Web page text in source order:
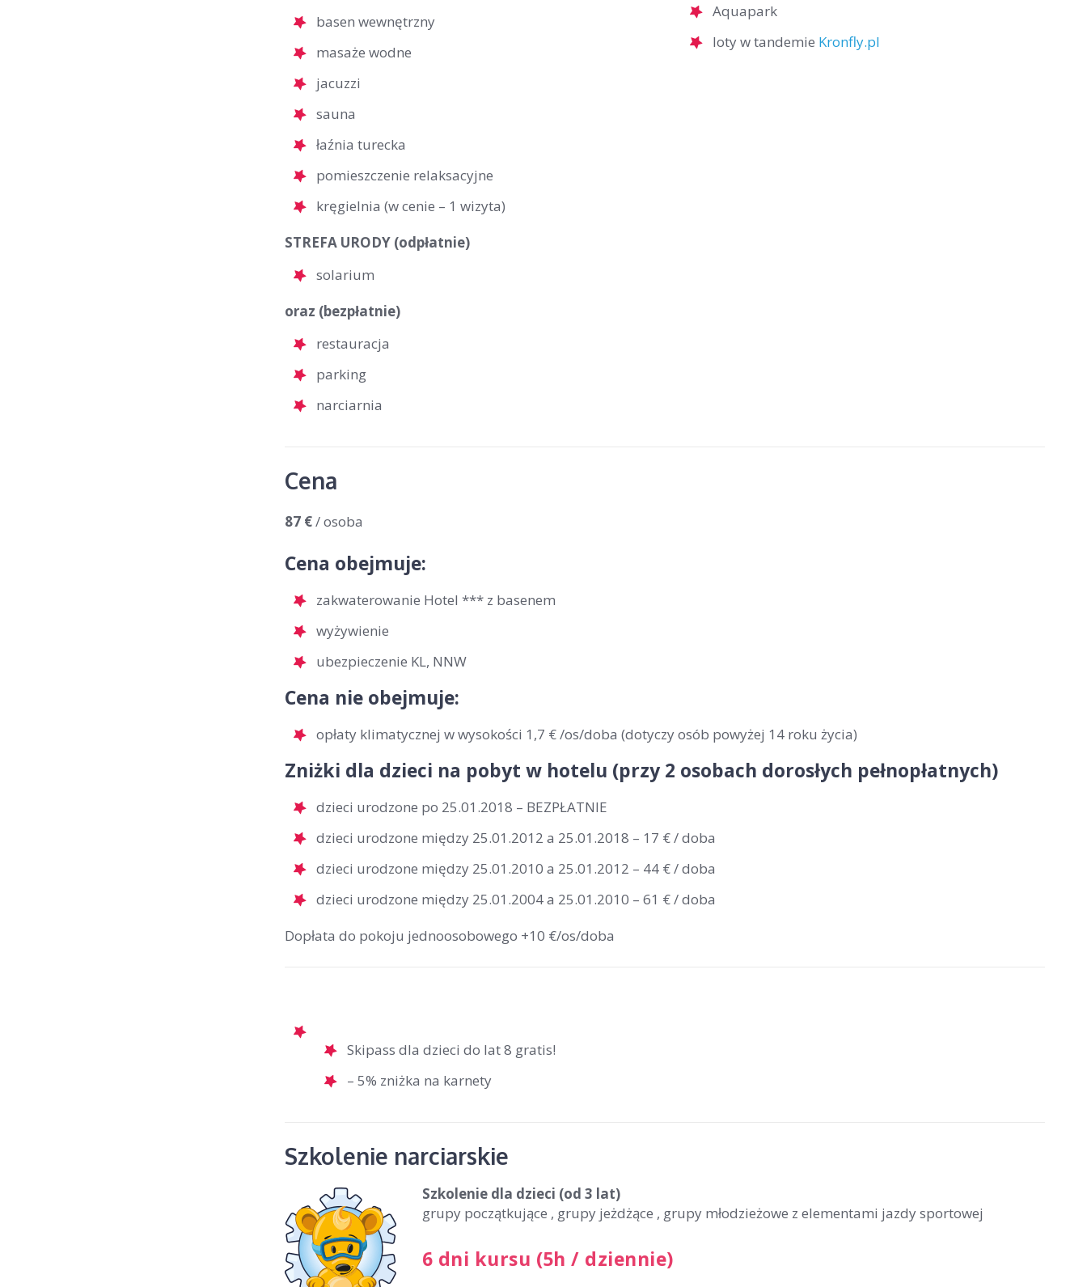
basen wewnętrzny
masaże wodne
jacuzzi
sauna
łaźnia turecka
pomieszczenie relaksacyjne
kręgielnia (w cenie – 1 wizyta)
STREFA URODY (odpłatnie)
solarium
oraz (bezpłatnie)
restauracja
parking
narciarnia
Aquapark
loty w tandemie Kronfly.pl
Cena
87 €/ osoba
Cena obejmuje:
zakwaterowanie Hotel *** z basenem
wyżywienie
ubezpieczenie KL, NNW
Cena nie obejmuje:
opłaty klimatycznej w wysokości 1,7 € /os/doba (dotyczy osób powyżej 14 roku życia)
Zniżki dla dzieci na pobyt w hotelu (przy 2 osobach dorosłych pełnopłatnych)
dzieci urodzone po 25.01.2018 – BEZPŁATNIE
dzieci urodzone między 25.01.2012 a 25.01.2018 – 17 € / doba
dzieci urodzone między 25.01.2010 a 25.01.2012 – 44 € / doba
dzieci urodzone między 25.01.2004 a 25.01.2010 – 61 € / doba
Dopłata do pokoju jednoosobowego +10 €/os/doba
Skipass dla dzieci do lat 8 gratis!
– 5% zniżka na karnety
Szkolenie narciarskie
Szkolenie dla dzieci (od 3 lat)
grupy początkujące , grupy jeżdżące , grupy młodzieżowe z elementami jazdy sportowej
6 dni kursu (5h / dziennie)